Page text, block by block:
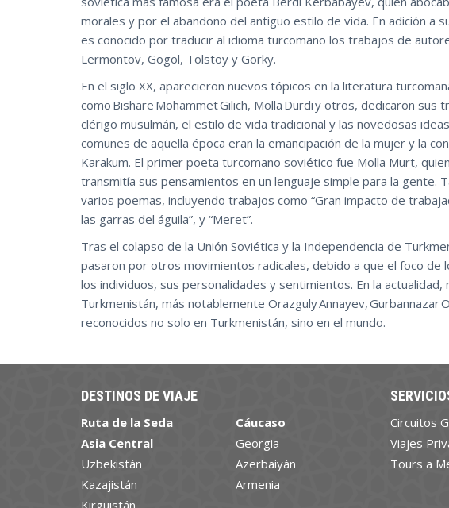
morales y por el abandono del antiguo estilo de vida. En adición a
es conocido por traducir al idioma turcomano los trabajos de
Lermontov, Gogol, Tolstoy y Gorky.
En el siglo XX, aparecieron nuevos tópicos en la literatura
como Bishare Mohammet Gilich, Molla Durdi y otros, dedicaron sus
clérigo musulmán, el estilo de vida tradicional y las novedosas
comunes de aquella época eran la emancipación de la mujer y la
Karakum. El primer poeta turcomano soviético fue Molla Murt,
transmitía sus pensamientos en un lenguaje simple para la gente.
varios poemas, incluyendo trabajos como “Gran impacto de
las garras del águila”, y “Meret”.
Tras el colapso de la Unión Soviética y la Independencia de
pasaron por otros movimientos radicales, debido a que el foco de
los individuos, sus personalidades y sentimientos. En la
Turkmenistán, más notablemente Orazguly Annayev, Gurbannazar
reconocidos no solo en Turkmenistán, sino en el mundo.
DESTINOS DE VIAJE
Ruta de la Seda
Asia Central
Uzbekistán
Kazajistán
Cáucaso
Georgia
Azerbaiyán
Armenia
Circuitos
Viajes
Tours a